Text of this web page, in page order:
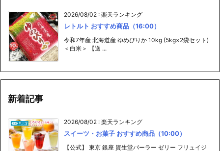
2026/08/02 : 楽天ランキング
レトルト おすすめ商品（16:00）
令和7年産 北海道産 ゆめぴりか 10kg (5kg×2袋セット)
＜白米＞ 【送 ...
新着記事
2026/08/02 : 楽天ランキング
スイーツ・お菓子 おすすめ商品（10:00）
【公式】 東京 銀座 資生堂パーラー ゼリー フリュイジ